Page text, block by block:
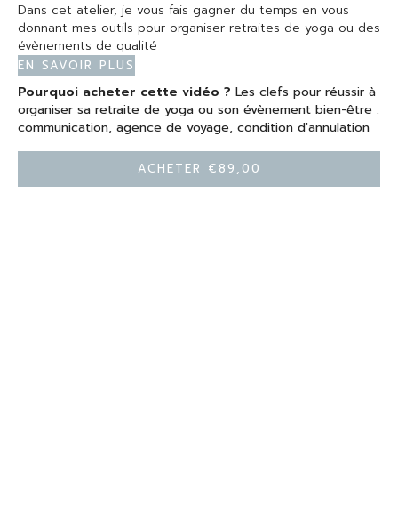
Dans cet atelier, je vous fais gagner du temps en vous
donnant mes outils pour organiser retraites de yoga ou des
évènements de qualité
Comment développer une expérience unique -
marketing du service
L'agence de voyage indispensable pour vos séjours
Comment remplir votre retraite de yoga
Les outils pour se protéger des annulations
Les erreurs à ne pas faire pour lancer sa retraite
En savoir plus
Pourquoi acheter cette vidéo ? Les clefs pour réussir à
organiser sa retraite de yoga ou son évènement bien-être :
communication, agence de voyage, condition d'annulation
Acheter €89,00